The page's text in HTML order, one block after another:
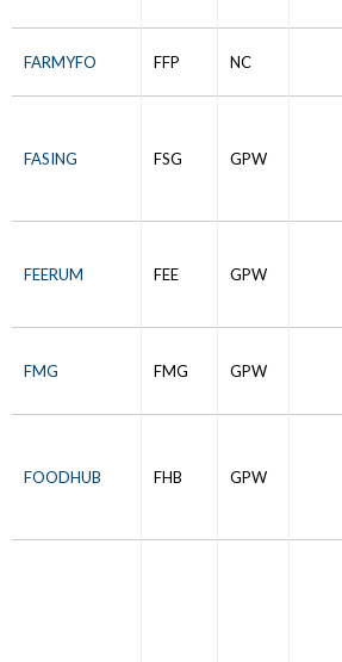
FARMYFO FFP NC
FASING FSG GPW
FEERUM FEE GPW
FMG FMG GPW
FOODHUB FHB GPW